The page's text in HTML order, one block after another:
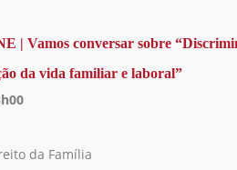
| Vamos conversar sobre
da vida familiar e laboral”
da Família